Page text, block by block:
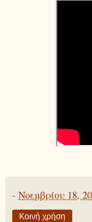
- Νοεμβρίου 18,
Κοινή χρήση